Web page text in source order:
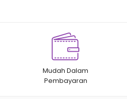
Mudah Dalam
Pembayaran